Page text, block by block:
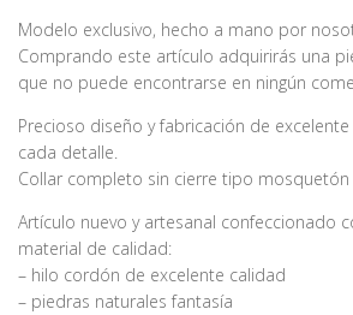
Modelo exclusivo, hecho a mano por
Comprando este artículo adquirirás una
que no puede encontrarse en ningún
Precioso diseño y fabricación de
cada detalle.
Collar completo sin cierre tipo mosquetón
Artículo nuevo y artesanal confeccionado
material de calidad:
– hilo cordón de excelente calidad
– piedras naturales fantasía